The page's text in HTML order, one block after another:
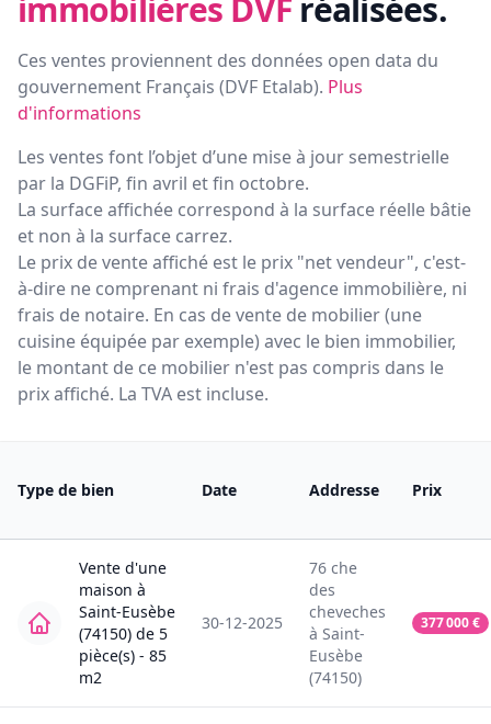
immobilières DVF réalisées.
Ces ventes proviennent des données open data du
gouvernement Français (DVF Etalab). Plus
d'informations
Les ventes font l’objet d’une mise à jour semestrielle
par la DGFiP, fin avril et fin octobre.
La surface affichée correspond à la surface réelle bâtie
et non à la surface carrez.
Le prix de vente affiché est le prix "net vendeur", c'est-
à-dire ne comprenant ni frais d'agence immobilière, ni
frais de notaire. En cas de vente de mobilier (une
cuisine équipée par exemple) avec le bien immobilier,
le montant de ce mobilier n'est pas compris dans le
prix affiché. La TVA est incluse.
Type de bien Date Addresse Prix
Vente d'une
maison à
Saint-Eusèbe
(74150) de 5
pièce(s) - 85
m2
30-12-2025
76 che
des
cheveches
à Saint-
Eusèbe
(74150)
377 000€